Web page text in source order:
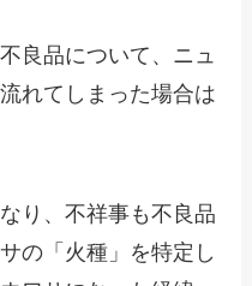
良品について、ニュ
れてしまった場合は
り、不祥事も不良品
の「火種」を特定し